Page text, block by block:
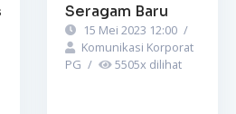
Seragam Baru
15 Mei 2023 12:00 /
Komunikasi Korporat
PG / 5505x dilihat